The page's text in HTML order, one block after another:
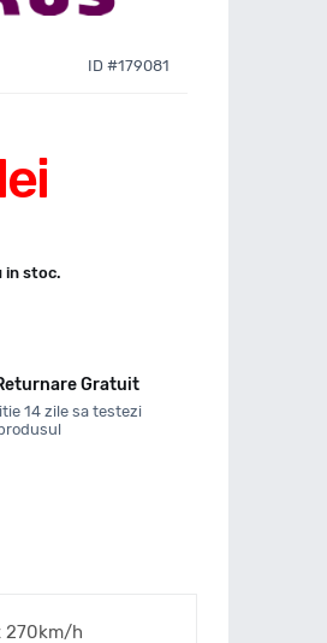
ID #179081
lei
in stoc.
Gratuit
14 zile sa testezi
270km/h